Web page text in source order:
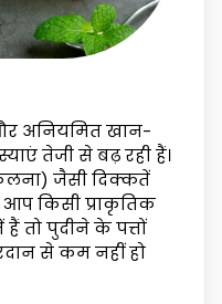
अनियमित खान-
तेजी से बढ़ रही हैं।
जैसी दिक्कतें
किसी प्राकृतिक
तो पुदीने के पत्तों
से कम नहीं हो